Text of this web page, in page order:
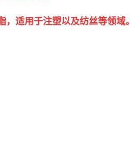
适用于注塑以及纺丝等领域。